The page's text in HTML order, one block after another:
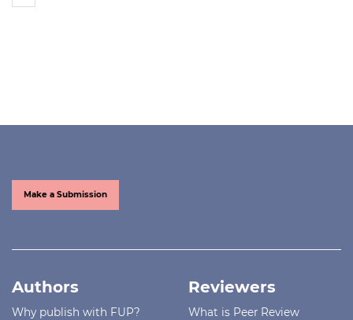
Make a Submission
Authors
Why publish with FUP?
Reviewers
What is Peer Review